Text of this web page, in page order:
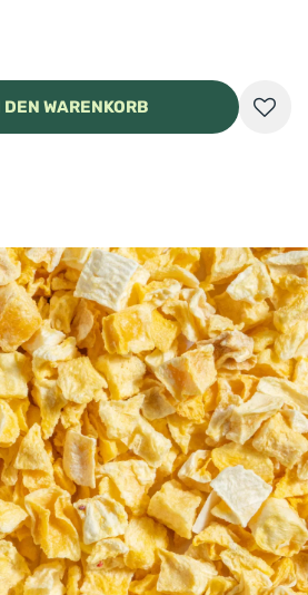
DEN WARENKORB